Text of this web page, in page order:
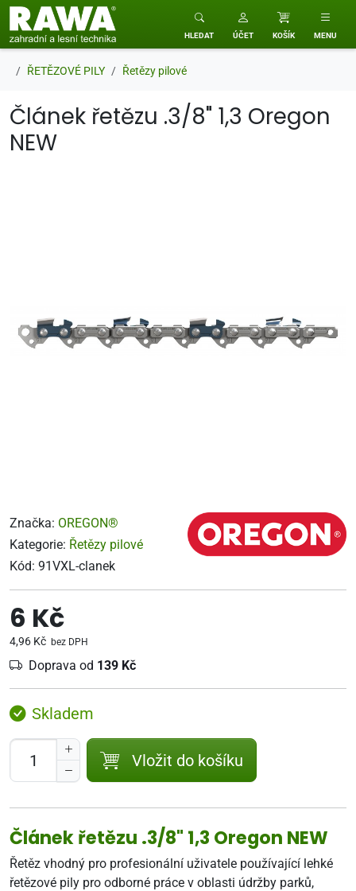
RAWA zahradní a lesní technika
HLEDAT ÚČET KOŠÍK MENU
ŘETĚZOVÉ PILY Řetězy pilové
Článek řetězu .3/8" 1,3 Oregon
NEW
Značka: OREGON®
Kategorie: Řetězy pilové
Kód: 91VXL-clanek
6 Kč
4,96 Kč bez DPH
Doprava od 139 Kč
Skladem
Vložit do košíku
Článek řetězu .3/8" 1,3 Oregon NEW
Řetěz vhodný pro profesionální uživatele používající lehké
řetězové pily pro odborné práce v oblasti údržby parků,